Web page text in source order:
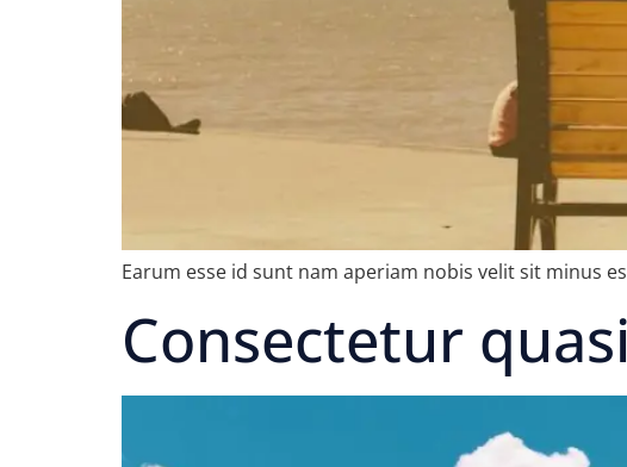
Earum esse id sunt nam aperiam nobis velit sit minus
Consectetur quasi